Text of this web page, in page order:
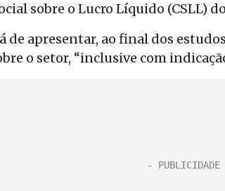
sobre o Lucro Líquido (CSLL)
de apresentar, ao final dos
o setor, “inclusive com